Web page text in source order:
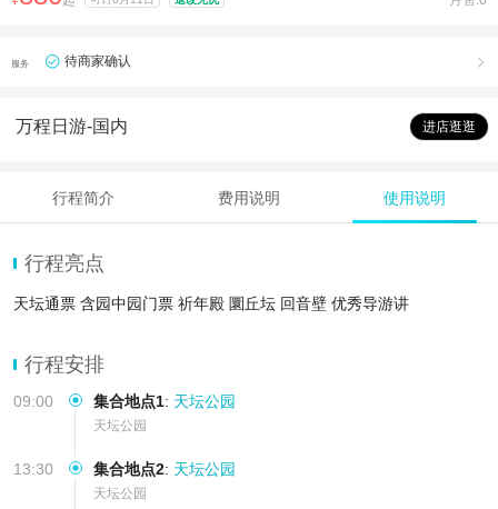
服务 待商家确认 
万程日游-国内 进店逛逛
行程简介 费用说明 使用说明
行程亮点
天坛通票 含园中园门票 祈年殿 圜丘坛 回音壁 优秀导游讲
行程安排
09:00 集合地点1: 天坛公园
天坛公园
13:30 集合地点2: 天坛公园
天坛公园